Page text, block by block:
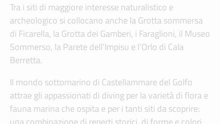
Tra i siti di maggiore interesse naturalistico e
archeologico si collocano anche la Grotta sommersa
di Ficarella, la Grotta dei Gamberi, i Faraglioni, il Museo
Sommerso, la Parete dell’Impisu e l’Orlo di Cala
Berretta.
Il mondo sottomarino di Castellammare del Golfo
attrae gli appassionati di diving per la varietà di flora e
fauna marina che ospita e per i tanti siti da scoprire: